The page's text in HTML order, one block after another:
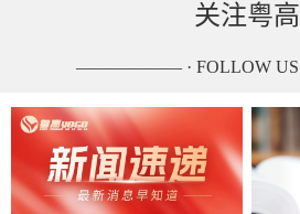
关注粤高
—————— · FOLLOW